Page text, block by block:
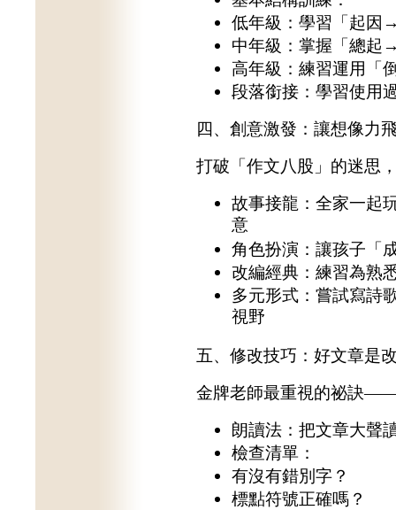
低年級：學習「起
中年級：掌握「總
高年級：練習運用「
段落銜接：學習使用
四、創意激發：讓想像力
打破「作文八股」的迷思
故事接龍：全家一起
意
角色扮演：讓孩子「
改編經典：練習為熟
多元形式：嘗試寫詩
視野
五、修改技巧：好文章是
金牌老師最重視的祕訣
朗讀法：把文章大聲
檢查清單：
有沒有錯別字？
標點符號正確嗎？